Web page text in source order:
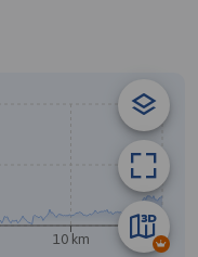
10 km 14 km